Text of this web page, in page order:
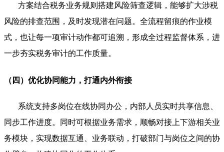
方案结合税务业务规则搭建风险筛查逻辑，能够扩大涉税
风险的排查范围，及时发现潜在问题。全流程留痕的作业模
式，也让每一项审计动作都可追溯，形成全过程监督体系，进
一步夯实税务审计的工作质量。
（四）优化协同能力，打通内外衔接
系统支持多岗位在线协同办公，内部人员实时共享信息、
同步工作进度。同时可根据业务需求，顺畅对接上下游相关业
务模块，实现数据互通、业务联动，打破部门与岗位之间的协